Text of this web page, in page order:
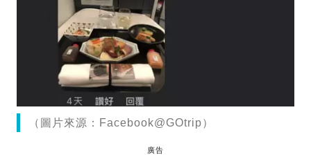
（圖片來源：Facebook@GOtrip）
廣告